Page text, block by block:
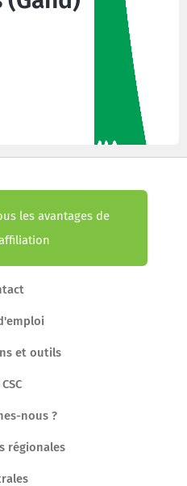
les avantages de
et outils
nous ?
régionales